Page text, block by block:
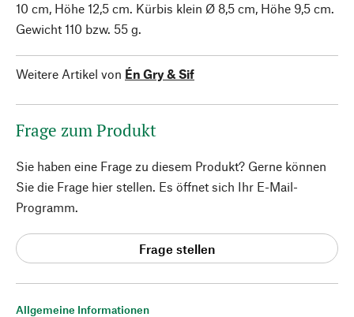
Allgemeine Informationen
10 cm, Höhe 12,5 cm. Kürbis klein Ø 8,5 cm, Höhe 9,5 cm.
Gewicht 110 bzw. 55 g.
Weitere Artikel von Én Gry & Sif
Frage zum Produkt
Sie haben eine Frage zu diesem Produkt? Gerne können
Sie die Frage hier stellen. Es öffnet sich Ihr E-Mail-
Programm.
Frage stellen